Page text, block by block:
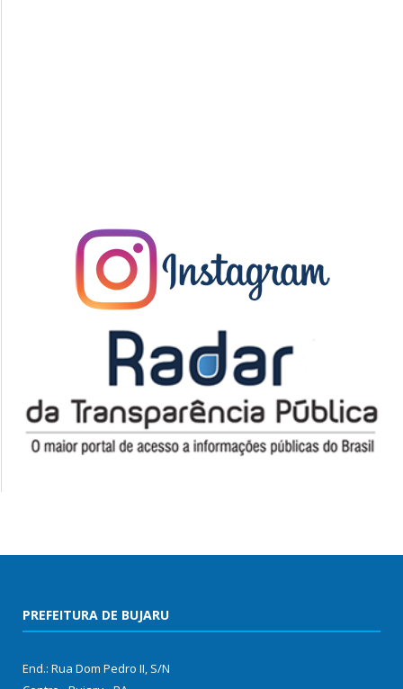
PREFEITURA DE BUJARU
End.: Rua Dom Pedro II, S/N